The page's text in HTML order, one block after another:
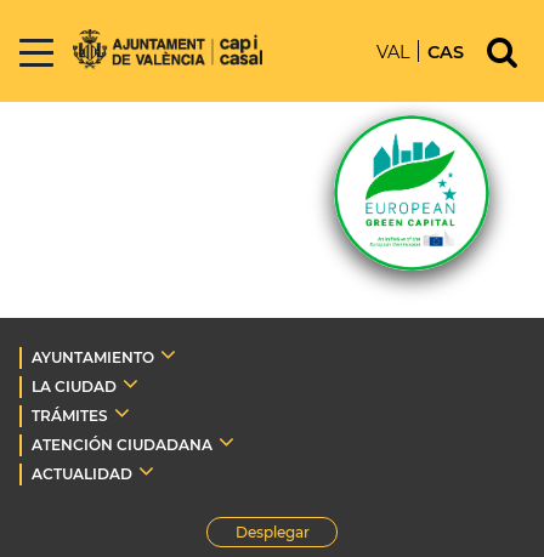
VAL CAS
AYUNTAMIENTO
LA CIUDAD
TRÁMITES
ATENCIÓN CIUDADANA
ACTUALIDAD
Desplegar